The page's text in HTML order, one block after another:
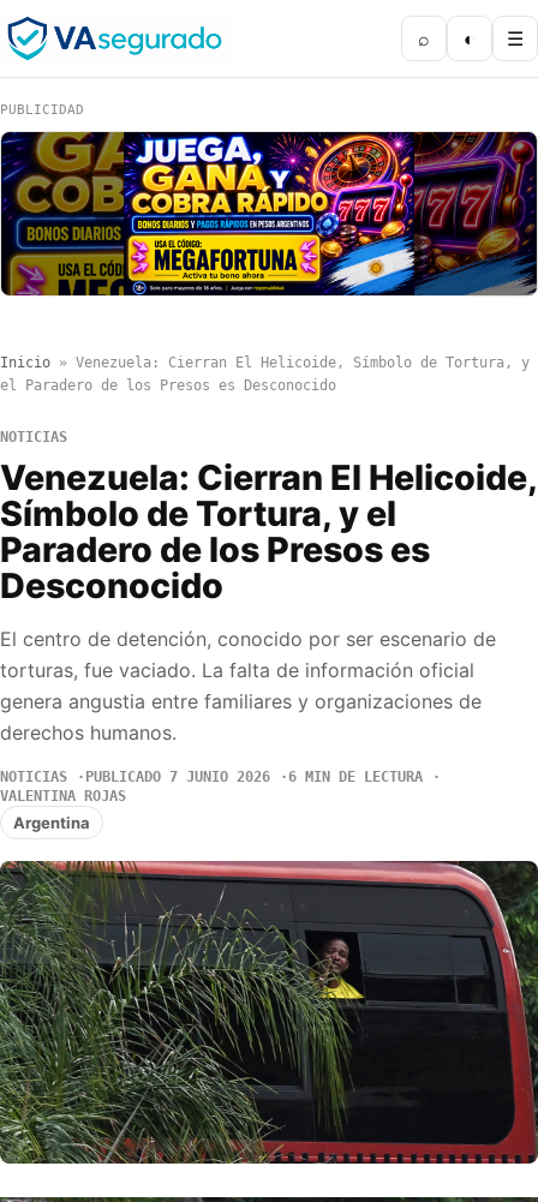
⌕ ◐ ☰
PUBLICIDAD
Inicio » Venezuela: Cierran El Helicoide, Símbolo de Tortura, y
el Paradero de los Presos es Desconocido
NOTICIAS
Venezuela: Cierran El Helicoide,
Símbolo de Tortura, y el
Paradero de los Presos es
Desconocido
El centro de detención, conocido por ser escenario de
torturas, fue vaciado. La falta de información oficial
genera angustia entre familiares y organizaciones de
derechos humanos.
NOTICIAS PUBLICADO 7 JUNIO 2026
6 MIN DE LECTURA
VALENTINA ROJAS
Argentina